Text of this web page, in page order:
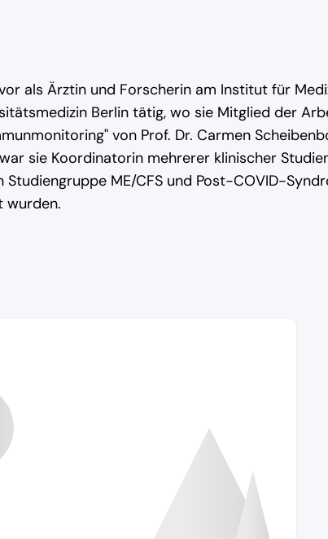
als Ärztin und Forscherin am Institut für
Berlin tätig, wo sie Mitglied der
von Prof. Dr. Carmen
sie Koordinatorin mehrerer klinischer
Studiengruppe ME/CFS und Post-COVID-
wurden.